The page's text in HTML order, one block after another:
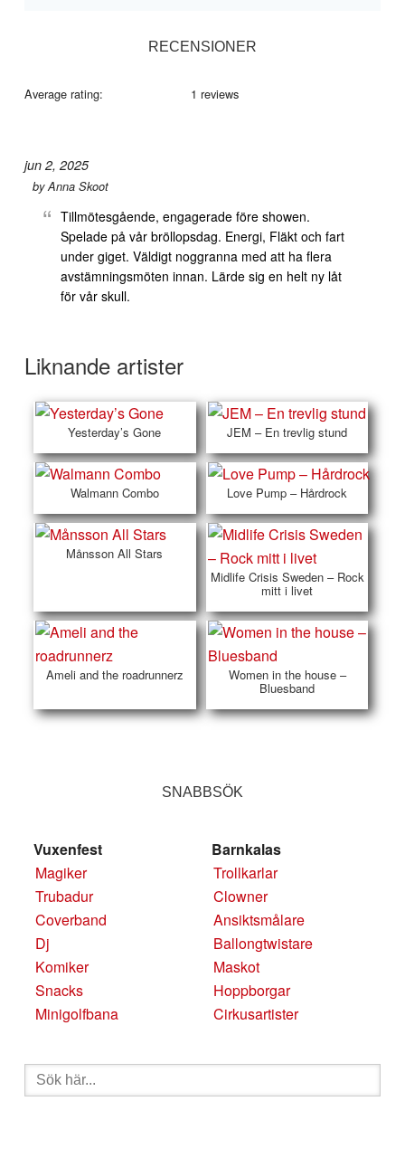
RECENSIONER
Average rating: 1 reviews
jun 2, 2025
byAnna Skoot
Tillmötesgående, engagerade före showen.
Spelade på vår bröllopsdag. Energi, Fläkt och fart
under giget. Väldigt noggranna med att ha flera
avstämningsmöten innan. Lärde sig en helt ny låt
för vår skull.
Liknande artister
Yesterday’s Gone JEM – En trevlig stund
Walmann Combo Love Pump – Hårdrock
Månsson All Stars
Midlife Crisis Sweden – Rock
mitt i livet
Ameli and the roadrunnerz Women in the house –
Bluesband
SNABBSÖK
Vuxenfest
Magiker
Trubadur
Coverband
Dj
Komiker
Snacks
Minigolfbana
Barnkalas
Trollkarlar
Clowner
Ansiktsmålare
Ballongtwistare
Maskot
Hoppborgar
Cirkusartister
Sök
efter: